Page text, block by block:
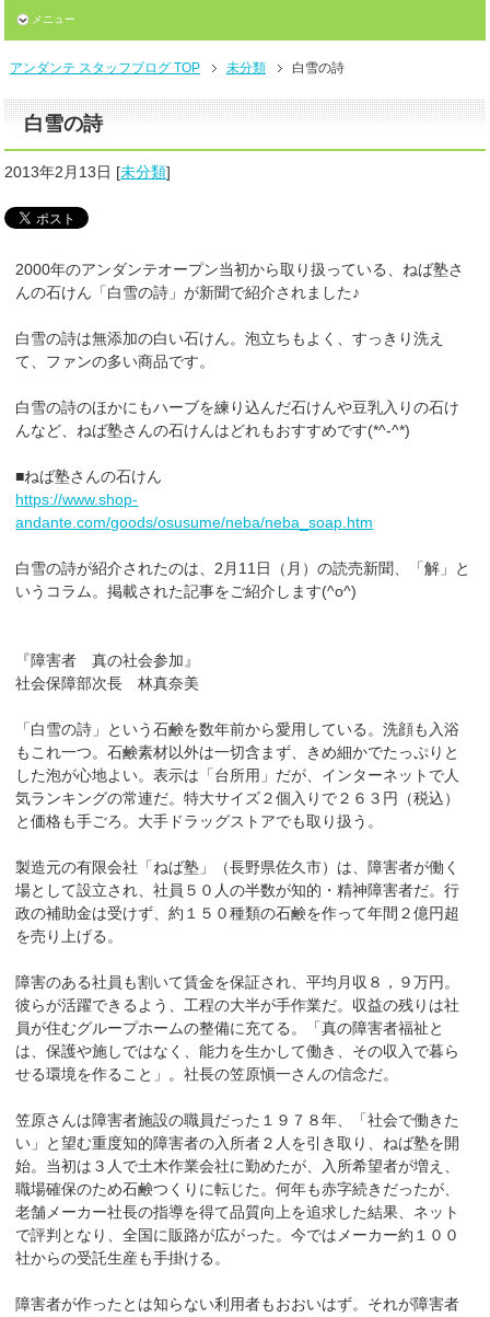
メニュー
アンダンテ スタッフブログ TOP 未分類 白雪の詩
白雪の詩
2013年2月13日 [未分類]
2000年のアンダンテオープン当初から取り扱っている、ねば塾さ
んの石けん「白雪の詩」が新聞で紹介されました♪
白雪の詩は無添加の白い石けん。泡立ちもよく、すっきり洗え
て、ファンの多い商品です。
白雪の詩のほかにもハーブを練り込んだ石けんや豆乳入りの石け
んなど、ねば塾さんの石けんはどれもおすすめです(*^-^*)
■ねば塾さんの石けん
https://www.shop-
andante.com/goods/osusume/neba/neba_soap.htm
白雪の詩が紹介されたのは、2月11日（月）の読売新聞、「解」と
いうコラム。掲載された記事をご紹介します(^o^)
『障害者 真の社会参加』
社会保障部次長 林真奈美
「白雪の詩」という石鹸を数年前から愛用している。洗顔も入浴
もこれ一つ。石鹸素材以外は一切含まず、きめ細かでたっぷりと
した泡が心地よい。表示は「台所用」だが、インターネットで人
気ランキングの常連だ。特大サイズ２個入りで２６３円（税込）
と価格も手ごろ。大手ドラッグストアでも取り扱う。
製造元の有限会社「ねば塾」（長野県佐久市）は、障害者が働く
場として設立され、社員５０人の半数が知的・精神障害者だ。行
政の補助金は受けず、約１５０種類の石鹸を作って年間２億円超
を売り上げる。
障害のある社員も割いて賃金を保証され、平均月収８，９万円。
彼らが活躍できるよう、工程の大半が手作業だ。収益の残りは社
員が住むグループホームの整備に充てる。「真の障害者福祉と
は、保護や施しではなく、能力を生かして働き、その収入で暮ら
せる環境を作ること」。社長の笠原愼一さんの信念だ。
笠原さんは障害者施設の職員だった１９７８年、「社会で働きた
い」と望む重度知的障害者の入所者２人を引き取り、ねば塾を開
始。当初は３人で土木作業会社に勤めたが、入所希望者が増え、
職場確保のため石鹸つくりに転じた。何年も赤字続きだったが、
老舗メーカー社長の指導を得て品質向上を追求した結果、ネット
で評判となり、全国に販路が広がった。今ではメーカー約１００
社からの受託生産も手掛ける。
障害者が作ったとは知らない利用者もおおいはず。それが障害者